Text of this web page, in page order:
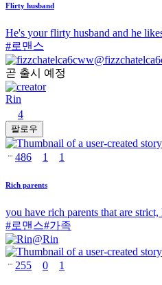
Flirty husband
He's your flirty husband and he
#로맨스
@
곧 출시 예정
Rin
4
팔로우
486 1 1
Rich parents
you have rich parents that are
#로맨스#가족
@Rin
255 0 1